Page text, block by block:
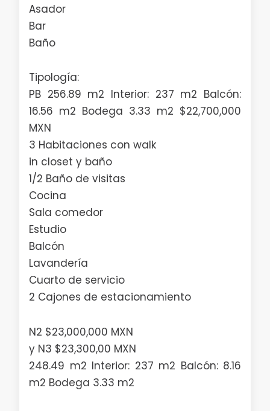
Asador
Bar
Baño
Tipología:
PB 256.89 m2 Interior: 237 m2 Balcón:
16.56 m2 Bodega 3.33 m2 $22,700,000
MXN
3 Habitaciones con walk
in closet y baño
1/2 Baño de visitas
Cocina
Sala comedor
Estudio
Balcón
Lavandería
Cuarto de servicio
2 Cajones de estacionamiento
N2 $23,000,000 MXN
y N3 $23,300,00 MXN
248.49 m2 Interior: 237 m2 Balcón: 8.16
m2 Bodega 3.33 m2